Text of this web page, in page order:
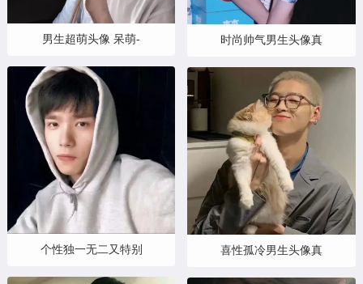
男生超萌头像 呆萌-
个性独一无二又特别
时尚帅气男生头像真
喜性孤冷男生头像真